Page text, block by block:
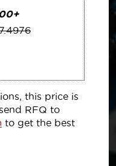
this price is
RFQ to
to get the best